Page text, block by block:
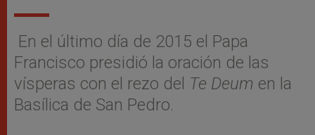
En el último día de 2015 el Papa
Francisco presidió la oración de las
vísperas con el rezo del Te Deum en la
Basílica de San Pedro.